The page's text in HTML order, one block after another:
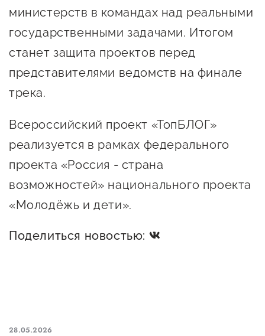
министерств в командах над реальными
государственными задачами. Итогом
станет защита проектов перед
представителями ведомств на финале
трека.
Всероссийский проект «ТопБЛОГ»
реализуется в рамках федерального
проекта «Россия - страна
возможностей» национального проекта
«Молодёжь и дети».
Поделиться новостью:
28.05.2026